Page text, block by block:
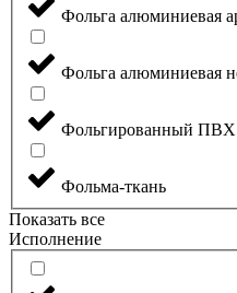
Фольга алюминиевая
Фольга алюминиевая
Фольгированный ПВХ
Фольма-ткань
Показать все
Исполнение